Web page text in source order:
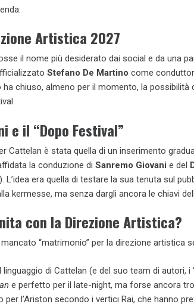
Artistica 2027
il nome più desiderato dai social e da una
Stefano De Martino come
ha chiuso, almeno per il momento, la possibilità
e il “Dopo Festival”
Cattelan è stata quella di un inserimento
la conduzione di Sanremo Giovani e del
). L’idea era quella di testare la sua tenuta sul
kermesse, ma senza dargli ancora le chiavi
con la Direzione Artistica?
“matrimonio” per la direzione artistica
linguaggio di Cattelan (e del suo team di autori, i
e perfetto per il late-night, ma forse ancora
per l’Ariston secondo i vertici Rai, che hanno